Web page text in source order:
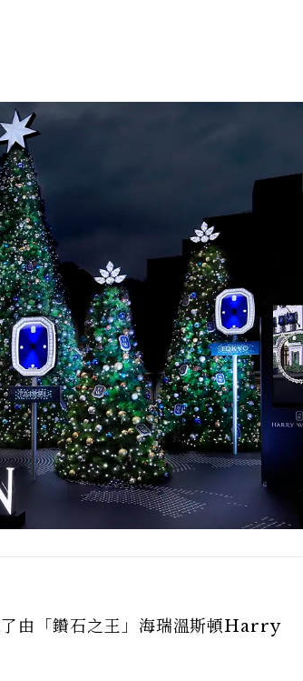
了由「鑽石之王」海瑞溫斯頓Harry